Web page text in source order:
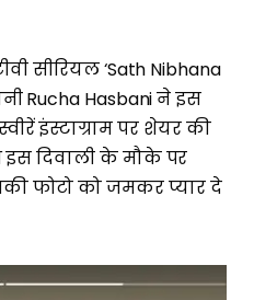
सीरियल ‘Sath Nibhana
Rucha Hasbani ने इस
इंस्टाग्राम पर शेयर की
इस दिवाली के मौके पर
फोटो को जमकर प्यार दे